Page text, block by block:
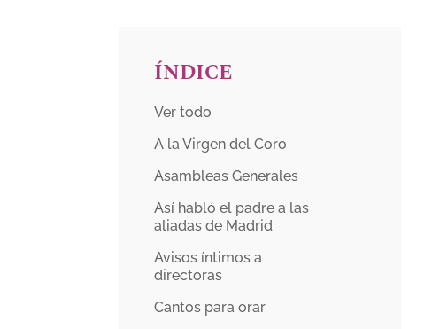
ÍNDICE
Ver todo
A la Virgen del Coro
Asambleas Generales
Así habló el padre a las
aliadas de Madrid
Avisos íntimos a
directoras
Cantos para orar